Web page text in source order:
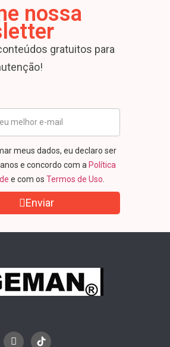
nossa
gratuitos para
meus dados, eu declaro ser
e concordo com a Política
e com os Termos de Uso
Enviar